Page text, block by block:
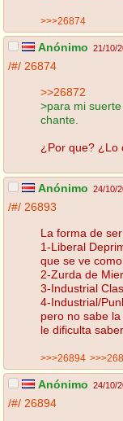
>>>26874
Anónimo 21/10/
/#/ 26874
>>26872
>para mi
chante.
¿Por que? ¿Lo
Anónimo 24/10/
/#/ 26893
La forma de
1-Liberal
que se ve
2-Zurda de
3-Industrial
4-Industrial/
pero no sabe
le dificulta
>>>26894
Anónimo 24/10/
/#/ 26894